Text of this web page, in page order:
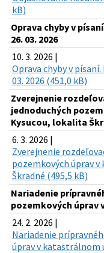
kB)
Oprava chyby v
26. 03. 2026
10. 3. 2026 |
Oprava chyby v
03. 2026 (451,0 kB)
Zverejnenie
jednoduchých
Kysucou, lokalita
6. 3. 2026 |
Zverejnenie
pozemkových úprav v
Škradné (495,5 kB)
Nariadenie
pozemkových
24. 2. 2026 |
Nariadenie
úprav v katastrálnom